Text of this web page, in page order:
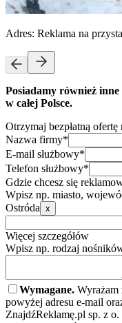
Adres: Reklama na
Posiadamy również
w całej Polsce.
Otrzymaj bezpłatną
Nazwa firmy*
E-mail służbowy*
Telefon służbowy*
Gdzie chcesz się
Wpisz np. miasto,
Ostróda x
Więcej szczegółów
Wpisz np. rodzaj
Wymagane. Wyrażam
powyżej adresu e-mail
ZnajdźReklamę.pl sp. z